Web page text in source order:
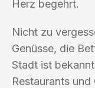
Herz begehrt.
Nicht zu
Genüsse, die
Stadt ist
Restaurants